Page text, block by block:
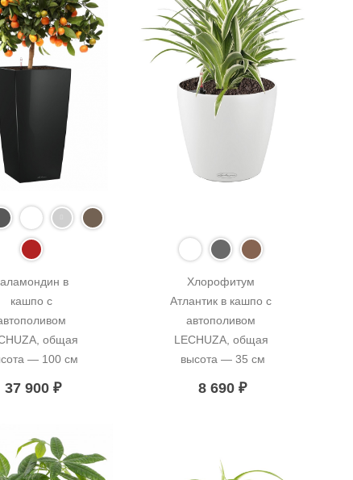
в
кашпо с
общая
— 100 см
37 900 ₽
Хлорофитум
Атлантик в кашпо с
автополивом
LECHUZA, общая
высота — 35 см
8 690₽